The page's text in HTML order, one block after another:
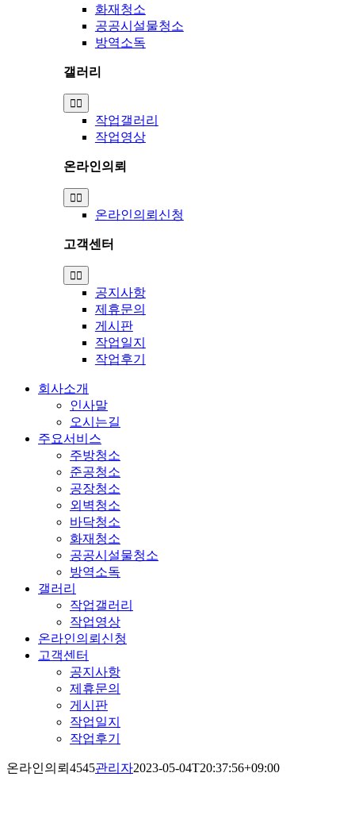
화재청소
공공시설물청소
방역소독
갤러리
Toggle
Navigation
작업갤러리
작업영상
온라인의뢰
Toggle
Navigation
온라인의뢰신청
고객센터
Toggle
Navigation
공지사항
제휴문의
게시판
작업일지
작업후기
회사소개
인사말
오시는길
주요서비스
주방청소
준공청소
공장청소
외벽청소
바닥청소
화재청소
공공시설물청소
방역소독
갤러리
작업갤러리
작업영상
온라인의뢰신청
고객센터
공지사항
제휴문의
게시판
작업일지
작업후기
온라인의뢰4545관리자2023-05-04T20:37:56+09:00